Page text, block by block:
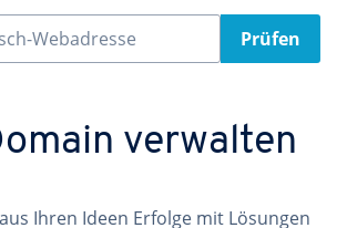
Webadresse Prüfen
verwalten
Ihren Ideen Erfolge mit Lösungen